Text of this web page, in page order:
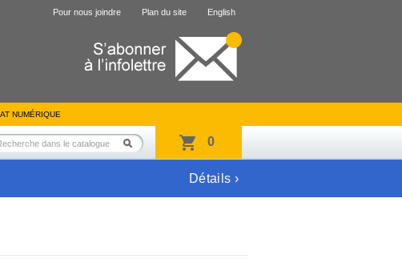
Pour nous joindre Plan du site English
NUMÉRIQUE
0
Détails ›